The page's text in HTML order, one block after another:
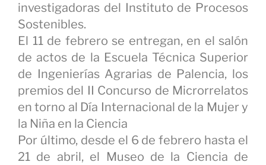
investigadoras del Instituto de Procesos
Sostenibles.
El 11 de febrero se entregan, en el salón
de actos de la Escuela Técnica Superior
de Ingenierías Agrarias de Palencia, los
premios del II Concurso de Microrrelatos
en torno al Día Internacional de la Mujer y
la Niña en la Ciencia
Por último, desde el 6 de febrero hasta el
21 de abril, el Museo de la Ciencia de